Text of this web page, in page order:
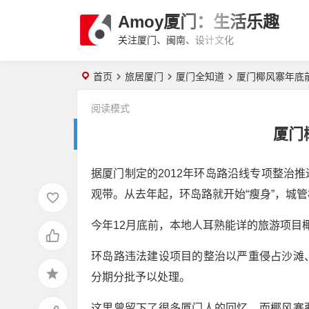
Amoy厦门：生活乐趣
关注厦门、闽南、设计文化
首页 旅居厦门 厦门全知道 厦门椰风寨年底
厦门
阅读模式
据厦门制定的2012年环岛路沿线专项整治
观带。从去年起，环岛路就开始“瘦身”，城
今年12月底前，本地人耳熟能详的旅游项目
环岛路违法建设项目的整治以严重侵占沙
分期分批予以处理。